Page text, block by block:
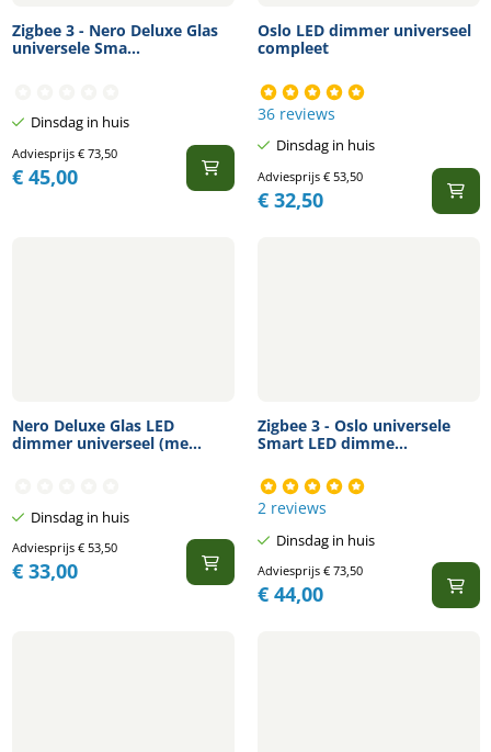
Zigbee 3 - Nero Deluxe Glas
universele Sma...
Dinsdag in huis
Adviesprijs €73,50
€45,00
Oslo LED dimmer universeel
compleet
36 reviews
Dinsdag in huis
Adviesprijs €53,50
€32,50
Nero Deluxe Glas LED
dimmer universeel (me...
Dinsdag in huis
Adviesprijs €53,50
€33,00
Zigbee 3 - Oslo universele
Smart LED dimme...
2 reviews
Dinsdag in huis
Adviesprijs €73,50
€44,00